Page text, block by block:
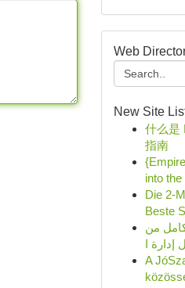
Web
New Site
什么是
指南
into
Die 2-
Beste
من
A